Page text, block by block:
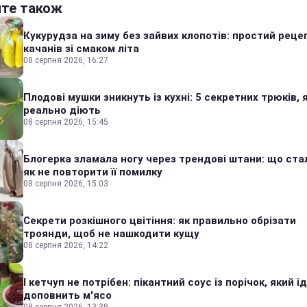
також
Кукурудза на зиму без зайвих клопотів: простий
качанів зі смаком літа
08 серпня 2026, 16:27
Плодові мушки зникнуть із кухні: 5 секретних трюків,
реально діють
08 серпня 2026, 15:45
Блогерка зламала ногу через трендові штани: що
як не повторити її помилку
08 серпня 2026, 15:03
Секрети розкішного цвітіння: як правильно обрізати
троянди, щоб не нашкодити кущу
08 серпня 2026, 14:22
І кетчуп не потрібен: пікантний соус із порічок, який
доповнить м'ясо